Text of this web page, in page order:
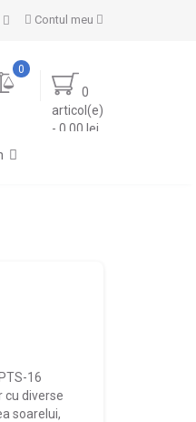
Contul meu
0
articol(e)
- 0.00 lei
0
16
cu diverse
soarelui,